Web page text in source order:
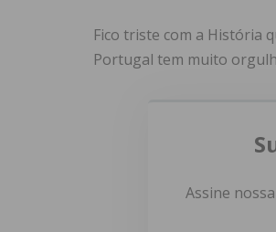
Fico triste com a História
Portugal tem muito
Assine